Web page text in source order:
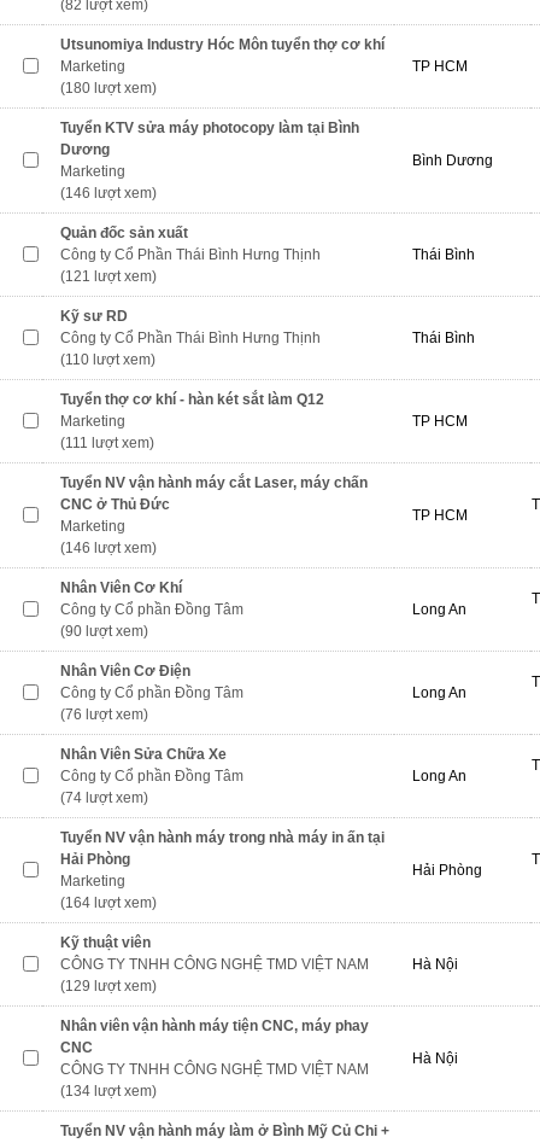
(82 lượt xem)
Utsunomiya Industry Hóc Môn tuyển thợ cơ khí
Marketing
(180 lượt xem)
TP HCM
Tuyển KTV sửa máy photocopy làm tại Bình
Dương
Marketing
(146 lượt xem)
Bình Dương
Quản đốc sản xuất
Công ty Cổ Phần Thái Bình Hưng Thịnh
(121 lượt xem)
Thái Bình
Kỹ sư RD
Công ty Cổ Phần Thái Bình Hưng Thịnh
(110 lượt xem)
Thái Bình
Tuyển thợ cơ khí - hàn két sắt làm Q12
Marketing
(111 lượt xem)
TP HCM
Tuyển NV vận hành máy cắt Laser, máy chấn
CNC ở Thủ Đức
Marketing
(146 lượt xem)
TP HCM
Nhân Viên Cơ Khí
Công ty Cổ phần Đồng Tâm
(90 lượt xem)
Long An
Nhân Viên Cơ Điện
Công ty Cổ phần Đồng Tâm
(76 lượt xem)
Long An
Nhân Viên Sửa Chữa Xe
Công ty Cổ phần Đồng Tâm
(74 lượt xem)
Long An
Tuyển NV vận hành máy trong nhà máy in ấn tại
Hải Phòng
Marketing
(164 lượt xem)
Hải Phòng
Kỹ thuật viên
CÔNG TY TNHH CÔNG NGHỆ TMD VIỆT NAM
(129 lượt xem)
Hà Nội
Nhân viên vận hành máy tiện CNC, máy phay
CNC
CÔNG TY TNHH CÔNG NGHỆ TMD VIỆT NAM
(134 lượt xem)
Hà Nội
Tuyển NV vận hành máy làm ở Bình Mỹ Củ Chi +